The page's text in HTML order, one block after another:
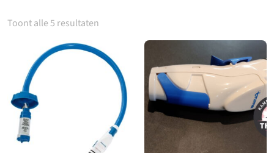
Toont alle 5 resultaten